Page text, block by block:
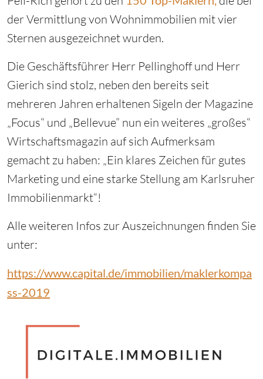
der Vermittlung von Wohnimmobilien mit vier
Sternen ausgezeichnet wurden.
Die Geschäftsführer Herr Pellinghoff und Herr
Gierich sind stolz, neben den bereits seit
mehreren Jahren erhaltenen Sigeln der Magazine
„Focus“ und „Bellevue” nun ein weiteres „großes“
Wirtschaftsmagazin auf sich Aufmerksam
gemacht zu haben: „Ein klares Zeichen für gutes
Marketing und eine starke Stellung am Karlsruher
Immobilienmarkt“!
Alle weiteren Infos zur Auszeichnungen finden Sie
unter:
https://www.capital.de/immobilien/maklerkompa
ss-2019